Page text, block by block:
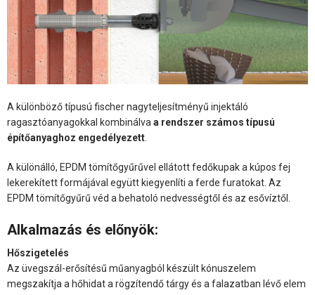
A különböző típusú fischer nagyteljesítményű injektáló
ragasztóanyagokkal kombinálva a rendszer számos típusú
építőanyaghoz engedélyezett
A különálló, EPDM tömítőgyűrűvel ellátott fedőkupak a kúpos fej
lekerekített formájával együtt kiegyenlíti a ferde furatokat. Az
EPDM tömítőgyűrű véd a behatoló nedvességtől és az esővíztől.
Alkalmazás és előnyök:
Hőszigetelés
Az üvegszál-erősítésű műanyagból készült kónuszelem
megszakítja a hőhidat a rögzítendő tárgy és a falazatban lévő elem